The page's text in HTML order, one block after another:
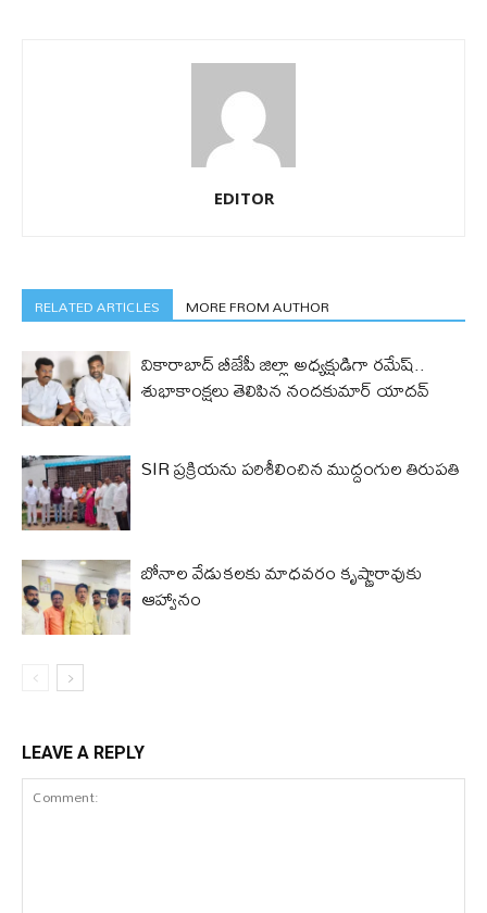
EDITOR
RELATED ARTICLES MORE FROM AUTHOR
వికారాబాద్ బీజేపీ జిల్లా అధ్యక్షుడిగా రమేష్‌..
శుభాకాంక్షలు తెలిపిన నందకుమార్ యాదవ్
SIR ప్రక్రియను పరిశీలించిన ముద్దంగుల తిరుపతి
బోనాల వేడుకలకు మాధవరం కృష్ణారావుకు
ఆహ్వానం
LEAVE A REPLY